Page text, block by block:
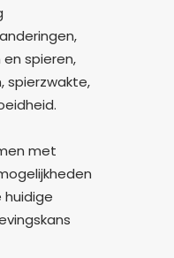
spieren,
spierzwakte,
met
huidige